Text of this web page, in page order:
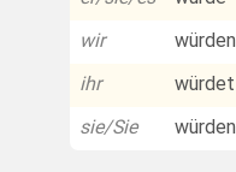
wir
würden
ihr
würdet
sie/Sie
würden